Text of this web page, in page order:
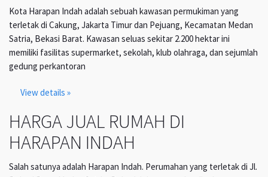
Kota Harapan Indah adalah sebuah kawasan permukiman yang
terletak di Cakung, Jakarta Timur dan Pejuang, Kecamatan Medan
Satria, Bekasi Barat. Kawasan seluas sekitar 2.200 hektar ini
memiliki fasilitas supermarket, sekolah, klub olahraga, dan sejumlah
gedung perkantoran
View details »
HARGA JUAL RUMAH DI
HARAPAN INDAH
Salah satunya adalah Harapan Indah. Perumahan yang terletak di Jl.